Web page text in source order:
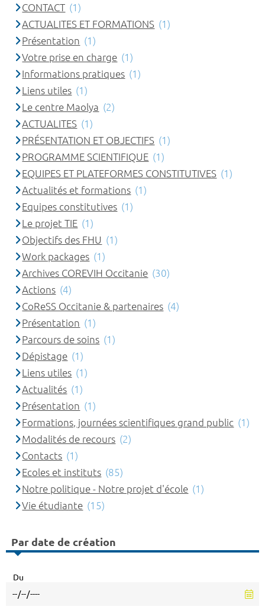
CONTACT (1)
ACTUALITES ET FORMATIONS (1)
Présentation (1)
Votre prise en charge (1)
Informations pratiques (1)
Liens utiles (1)
Le centre Maolya (2)
ACTUALITES (1)
PRÉSENTATION ET OBJECTIFS (1)
PROGRAMME SCIENTIFIQUE (1)
EQUIPES ET PLATEFORMES CONSTITUTIVES (1)
Actualités et formations (1)
Equipes constitutives (1)
Le projet TIE (1)
Objectifs des FHU (1)
Work packages (1)
Archives COREVIH Occitanie (30)
Actions (4)
CoReSS Occitanie & partenaires (4)
Présentation (1)
Parcours de soins (1)
Dépistage (1)
Liens utiles (1)
Actualités (1)
Présentation (1)
Formations, journées scientifiques grand public (1)
Modalités de recours (2)
Contacts (1)
Ecoles et instituts (85)
Notre politique - Notre projet d'école (1)
Vie étudiante (15)
Par date de création
Du